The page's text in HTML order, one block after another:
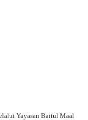
Yayasan Baitul Maal